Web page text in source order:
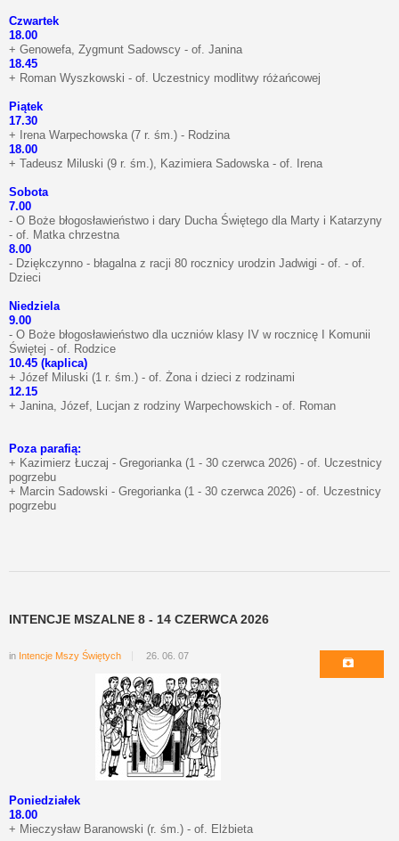
Czwartek
18.00
+ Genowefa, Zygmunt Sadowscy - of. Janina
18.45
+ Roman Wyszkowski - of. Uczestnicy modlitwy różańcowej
Piątek
17.30
+ Irena Warpechowska (7 r. śm.) - Rodzina
18.00
+ Tadeusz Miluski (9 r. śm.), Kazimiera Sadowska - of. Irena
Sobota
7.00
- O Boże błogosławieństwo i dary Ducha Świętego dla Marty i Katarzyny
- of. Matka chrzestna
8.00
- Dziękczynno - błagalna z racji 80 rocznicy urodzin Jadwigi - of. - of.
Dzieci
Niedziela
9.00
- O Boże błogosławieństwo dla uczniów klasy IV w rocznicę I Komunii
Świętej - of. Rodzice
10.45 (kaplica)
+ Józef Miluski (1 r. śm.) - of. Żona i dzieci z rodzinami
12.15
+ Janina, Józef, Lucjan z rodziny Warpechowskich - of. Roman
Poza parafią:
+ Kazimierz Łuczaj - Gregorianka (1 - 30 czerwca 2026) - of. Uczestnicy
pogrzebu
+ Marcin Sadowski - Gregorianka (1 - 30 czerwca 2026) - of. Uczestnicy
pogrzebu
INTENCJE MSZALNE 8 - 14 CZERWCA 2026
in Intencje Mszy Świętych 26. 06. 07
Poniedziałek
18.00
+ Mieczysław Baranowski (r. śm.) - of. Elżbieta